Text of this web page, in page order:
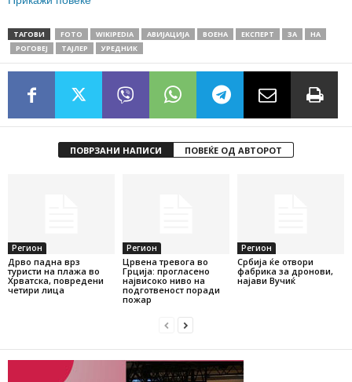
ТАГОВИ FOTO WIKIPEDIA АВИЈАЦИЈА ВОЕНА ЕКСПЕРТ ЗА
НА
РОГОВЕЈ
ТАЈЛЕР УРЕДНИК
ПОВРЗАНИ НАПИСИ ПОВЕЌЕ ОД АВТОРОТ
Регион
Дрво падна врз
туристи на плажа во
Хрватска, повредени
четири лица
Регион
Црвена тревога во
Грција: прогласено
највисоко ниво на
подготвеност поради
пожар
Регион
Србија ќе отвори
фабрика за дронови,
најави Вучиќ